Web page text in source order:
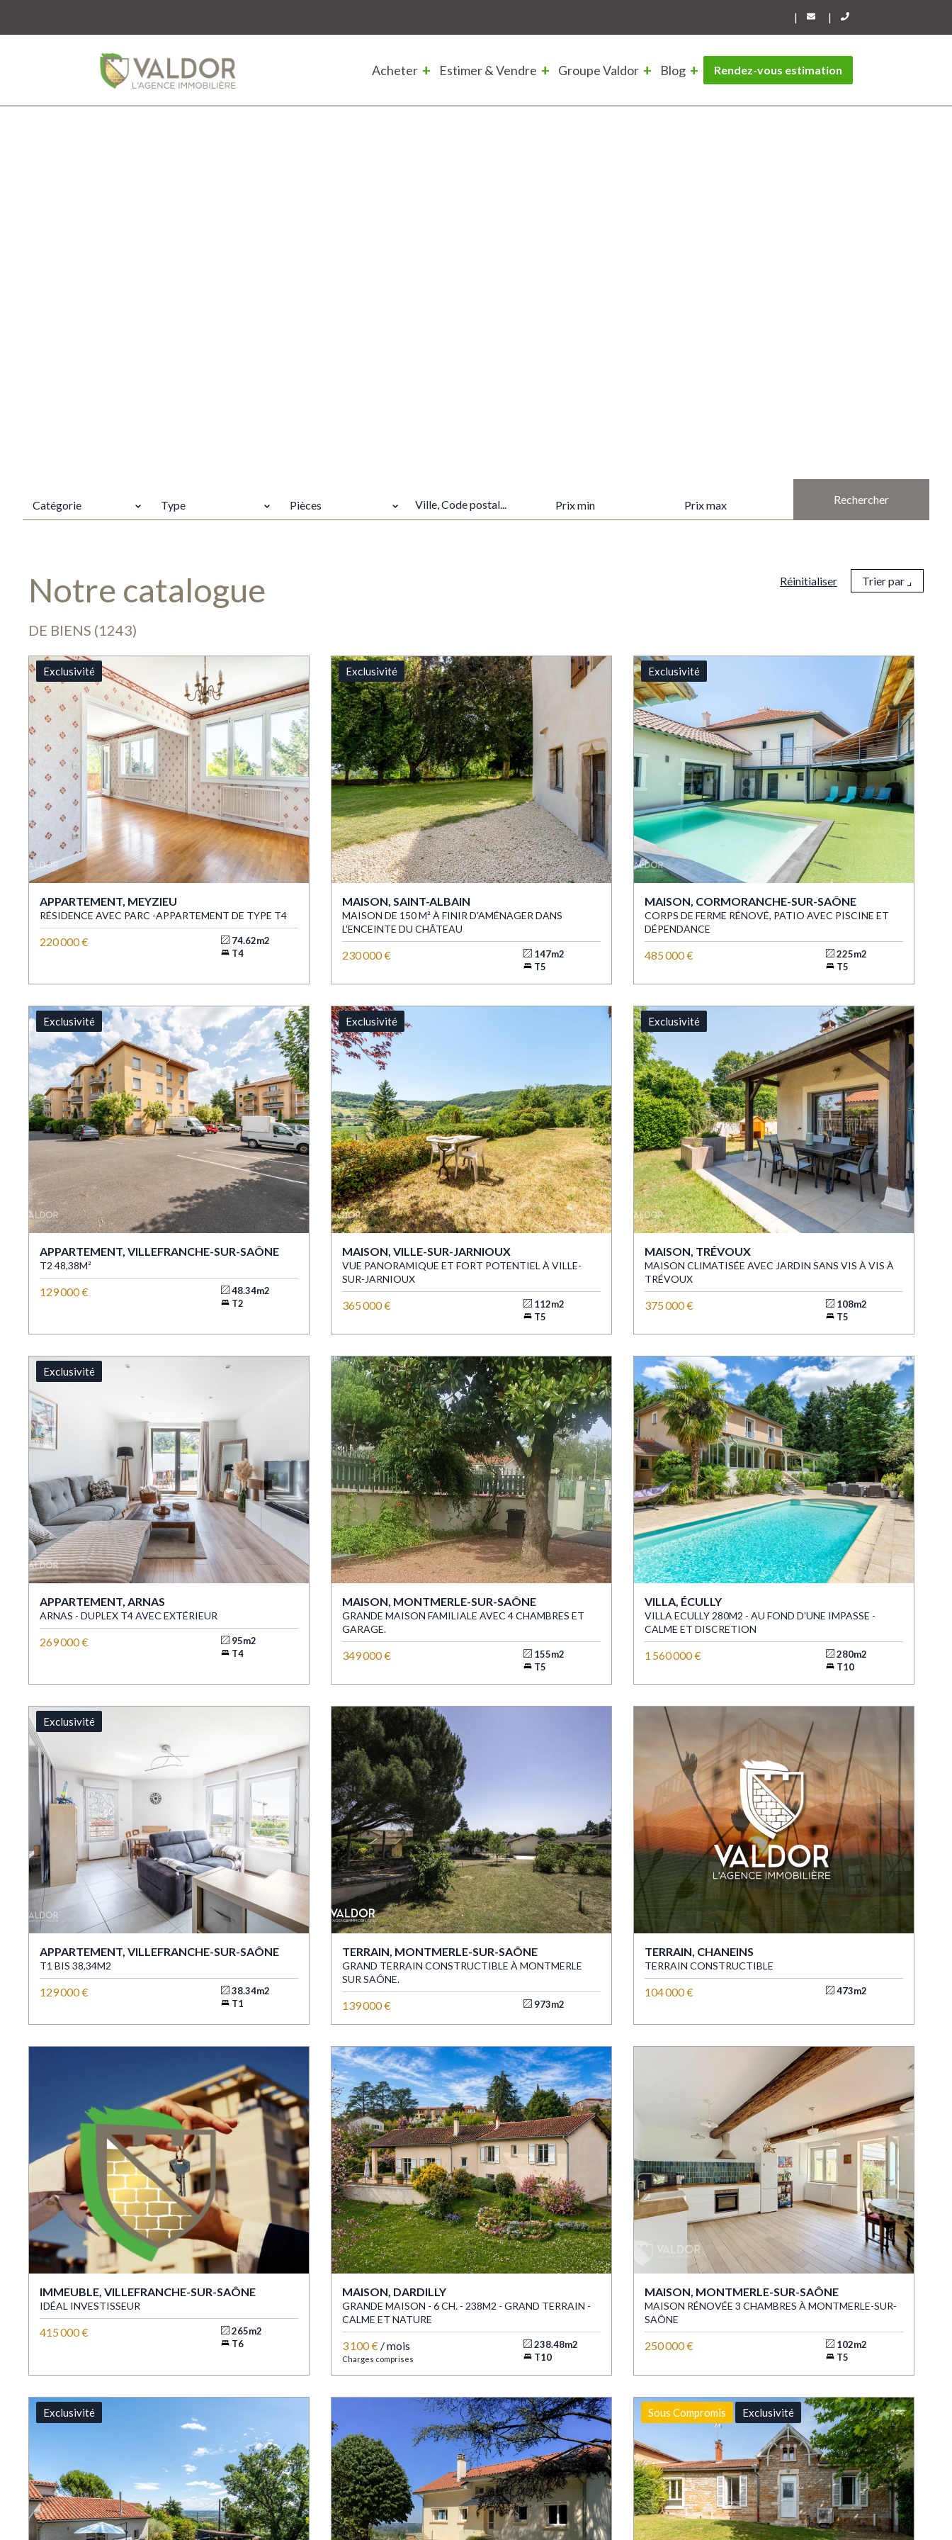
| |
Acheter Estimer & Vendre Groupe Valdor Blog Rendez-vous estimation
Catégorie Type Pièces
Notre catalogue
DE BIENS (1243)
Réinitialiser Trier par ⌟
Exclusivité
APPARTEMENT, MEYZIEU
RÉSIDENCE AVEC PARC -APPARTEMENT DE TYPE T4
220 000 €
74.62m2
T4
Exclusivité
MAISON, SAINT-ALBAIN
MAISON DE 150 M² À FINIR D'AMÉNAGER DANS
L'ENCEINTE DU CHÂTEAU
230 000 €
147m2
T5
Exclusivité
MAISON, CORMORANCHE-SUR-SAÔNE
CORPS DE FERME RÉNOVÉ, PATIO AVEC PISCINE ET
DÉPENDANCE
485 000 €
225m2
T5
Exclusivité
APPARTEMENT, VILLEFRANCHE-SUR-SAÔNE
T2 48,38M²
129 000 €
48.34m2
T2
Exclusivité
MAISON, VILLE-SUR-JARNIOUX
VUE PANORAMIQUE ET FORT POTENTIEL À VILLE-
SUR-JARNIOUX
365 000 €
112m2
T5
Exclusivité
MAISON, TRÉVOUX
MAISON CLIMATISÉE AVEC JARDIN SANS VIS À VIS À
TRÉVOUX
375 000 €
108m2
T5
Exclusivité
APPARTEMENT, ARNAS
ARNAS - DUPLEX T4 AVEC EXTÉRIEUR
269 000 €
95m2
T4
MAISON, MONTMERLE-SUR-SAÔNE
GRANDE MAISON FAMILIALE AVEC 4 CHAMBRES ET
GARAGE.
349 000 €
155m2
T5
VILLA, ÉCULLY
VILLA ECULLY 280M2 - AU FOND D'UNE IMPASSE -
CALME ET DISCRETION
1 560 000 €
280m2
T10
Exclusivité
APPARTEMENT, VILLEFRANCHE-SUR-SAÔNE
T1 BIS 38,34M2
129 000 €
38.34m2
T1
TERRAIN, MONTMERLE-SUR-SAÔNE
GRAND TERRAIN CONSTRUCTIBLE À MONTMERLE
SUR SAÔNE.
139 000 € 973m2
TERRAIN, CHANEINS
TERRAIN CONSTRUCTIBLE
104 000 € 473m2
IMMEUBLE, VILLEFRANCHE-SUR-SAÔNE
IDÉAL INVESTISSEUR
415 000 €
265m2
T6
MAISON, DARDILLY
GRANDE MAISON - 6 CH. - 238M2 - GRAND TERRAIN -
CALME ET NATURE
3 100 € / mois
Charges comprises
238.48m2
T10
MAISON, MONTMERLE-SUR-SAÔNE
MAISON RÉNOVÉE 3 CHAMBRES À MONTMERLE-SUR-
SAÔNE
250 000 €
102m2
T5
Exclusivité Sous Compromis Exclusivité